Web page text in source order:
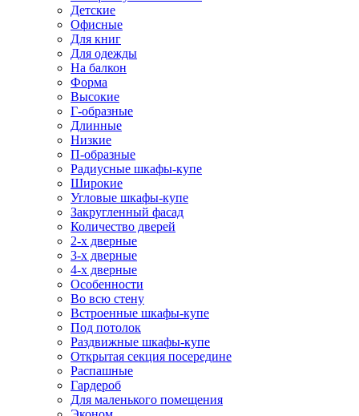
Детские
Офисные
Для книг
Для одежды
На балкон
Форма
Высокие
Г-образные
Длинные
Низкие
П-образные
Радиусные шкафы-купе
Широкие
Угловые шкафы-купе
Закругленный фасад
Количество дверей
2-х дверные
3-х дверные
4-х дверные
Особенности
Во всю стену
Встроенные шкафы-купе
Под потолок
Раздвижные шкафы-купе
Открытая секция посередине
Распашные
Гардероб
Для маленького помещения